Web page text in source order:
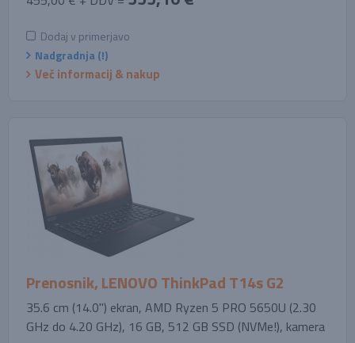
Dodaj v primerjavo
Nadgradnja (!)
Več informacij & nakup
Prenosnik, LENOVO ThinkPad T14s G2
35.6 cm (14.0'') ekran, AMD Ryzen 5 PRO 5650U (2.30
GHz do 4.20 GHz), 16 GB, 512 GB SSD (NVMe!), kamera